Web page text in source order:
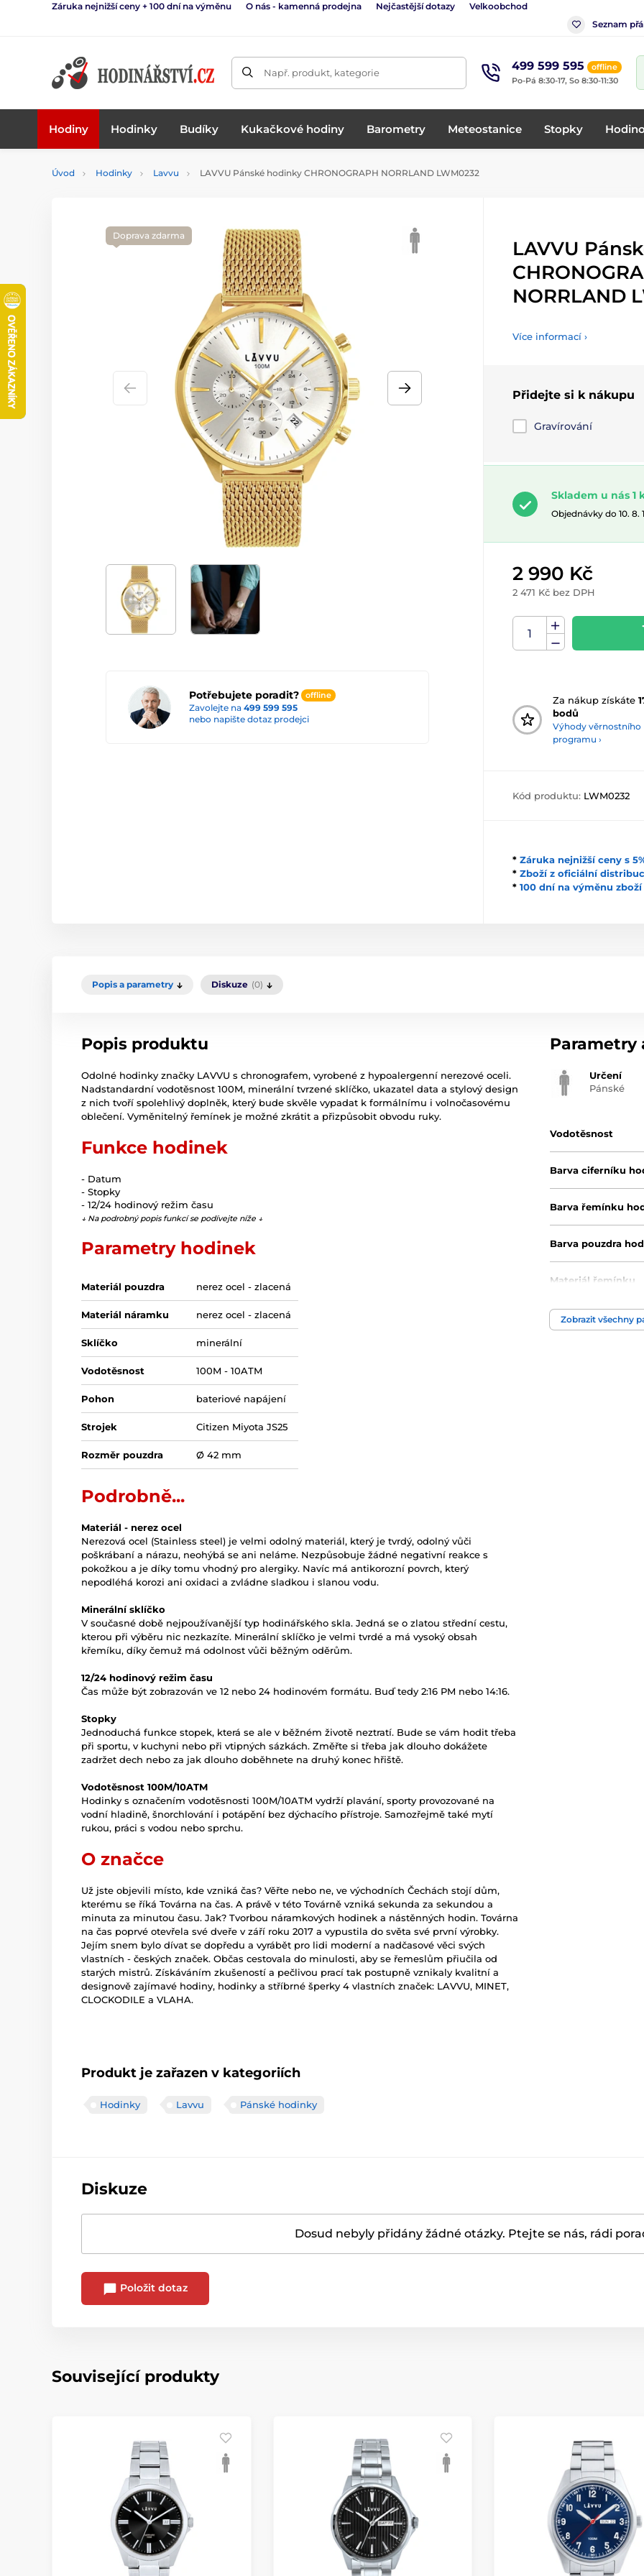
Záruka nejnižší ceny + 100 dní na výměnu O nás - kamenná prodejna Nejčastější dotazy Velkoobchod
Seznam
Např. produkt, kategorie 499 599 595
offline
Po-Pá 8:30-17, So 8:30-11:30
Hodiny Hodinky Budíky Kukačkové hodiny Barometry Meteostanice Stopky
Úvod Hodinky Lavvu LAVVU Pánské hodinky CHRONOGRAPH NORRLAND LWM0232
Potřebujete poradit? offline
Zavolejte na 499 599 595
nebo napište dotaz prodejci
Doprava zdarma
LAVVU
NORRLAND
Více informací ›
Přidejte si k nákupu
Gravírování
Skladem u nás 1
Objednávky do 10. 8.
2 990 Kč
2 471 Kč bez DPH
Za nákup získáte
bodů
Výhody věrnostního
programu ›
Kód produktu: LWM0232
* Záruka nejnižší ceny s
* Zboží z oficiální
* 100 dní na výměnu zboží
Popis a parametry Diskuze (0)
Popis produktu
Odolné hodinky značky LAVVU s chronografem, vyrobené z hypoalergenní nerezové oceli.
Nadstandardní vodotěsnost 100M, minerální tvrzené sklíčko, ukazatel data a stylový design
z nich tvoří spolehlivý doplněk, který bude skvěle vypadat k formálnímu i volnočasovému
oblečení. Vyměnitelný řemínek je možné zkrátit a přizpůsobit obvodu ruky.
Funkce hodinek
- Datum
- Stopky
- 12/24 hodinový režim času
↓ Na podrobný popis funkcí se podívejte níže ↓
Parametry hodinek
Materiál pouzdra nerez ocel - zlacená
Materiál náramku nerez ocel - zlacená
Sklíčko minerální
Vodotěsnost 100M - 10ATM
Pohon bateriové napájení
Strojek Citizen Miyota JS25
Rozměr pouzdra Ø 42 mm
Podrobně...
Materiál - nerez ocel
Nerezová ocel (Stainless steel) je velmi odolný materiál, který je tvrdý, odolný vůči
poškrábaní a nárazu, neohýbá se ani neláme. Nezpůsobuje žádné negativní reakce s
pokožkou a je díky tomu vhodný pro alergiky. Navíc má antikorozní povrch, který
nepodléhá korozi ani oxidaci a zvládne sladkou i slanou vodu.
Minerální sklíčko
V současné době nejpoužívanější typ hodinářského skla. Jedná se o zlatou střední cestu,
kterou při výběru nic nezkazíte. Minerální sklíčko je velmi tvrdé a má vysoký obsah
křemíku, díky čemuž má odolnost vůči běžným oděrům.
12/24 hodinový režim času
Čas může být zobrazován ve 12 nebo 24 hodinovém formátu. Buď tedy 2:16 PM nebo 14:16.
Stopky
Jednoduchá funkce stopek, která se ale v běžném životě neztratí. Bude se vám hodit třeba
při sportu, v kuchyni nebo při vtipných sázkách. Změřte si třeba jak dlouho dokážete
zadržet dech nebo za jak dlouho doběhnete na druhý konec hřiště.
Vodotěsnost 100M/10ATM
Hodinky s označením vodotěsnosti 100M/10ATM vydrží plavání, sporty provozované na
vodní hladině, šnorchlování i potápění bez dýchacího přístroje. Samozřejmě také mytí
rukou, práci s vodou nebo sprchu.
O značce
Už jste objevili místo, kde vzniká čas? Věřte nebo ne, ve východních Čechách stojí dům,
kterému se říká Továrna na čas. A právě v této Továrně vzniká sekunda za sekundou a
minuta za minutou času. Jak? Tvorbou náramkových hodinek a nástěnných hodin. Továrna
na čas poprvé otevřela své dveře v září roku 2017 a vypustila do světa své první výrobky.
Jejím snem bylo dívat se dopředu a vyrábět pro lidi moderní a nadčasové věci svých
vlastních - českých značek. Občas cestovala do minulosti, aby se řemeslům přiučila od
starých mistrů. Získáváním zkušeností a pečlivou prací tak postupně vznikaly kvalitní a
designově zajímavé hodiny, hodinky a stříbrné šperky 4 vlastních značek: LAVVU, MINET,
CLOCKODILE a VLAHA.
Produkt je zařazen v kategoriích
Hodinky Lavvu Pánské hodinky
Parametry
Určení
Pánské
Vodotěsnost
Barva ciferníku
Barva řemínku
Barva pouzdra
Materiál řemínku
Zobrazit všechny
Diskuze
Dosud nebyly přidány žádné otázky. Ptejte se nás, rádi
Položit dotaz
Související produkty